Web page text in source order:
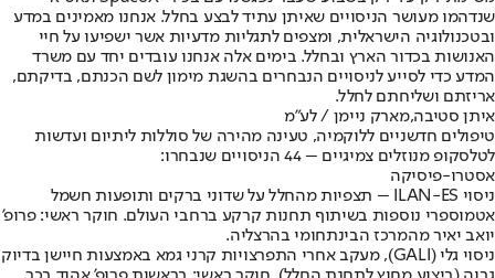
שנדהמו מעושר הניסויים שאיתן עתיד לבצע בחלל. אנחנו מאמינים במדע
ובטכנולוגיה הישראלית, ומצפים לתגליות מדעיות אשר ישפיעו על חיי
האנושות בכדור הארץ ובחלל. בימים אלה אנחנו עובדים יחד עם משרד
המדע כדי לסייע לניסויים הנבחרים בהשגת מימון לשם הכנתם, בדיקתם,
אריזתם ושליחתם לחלל.
איתן סטיבה,מארק ניימן / לע"מ
טיפולים חדשניים ללוקמיה, טעינה מהירה של סוללות ליתיום ועדשות
לטלסקופ מנוזלים צמיגיים – 44 הניסויים שנבחרו:
אסטרו-פיסיקה
ניסוי ILAN-ES – תצפיות מהחלל על שדוני ברקים ותופעות חשמל
אטמוספרי נוספות בשיתוף תחנות קרקע ברחבי העולם. חוקר ראשי: פרופ'
יואב יאיר מהמרכז הבינתחומי בהרצליה.
ניסוי גלי (GALI), מעקב אחרי התפרצויות קרני גמא באמצעות חיישן בדיוק